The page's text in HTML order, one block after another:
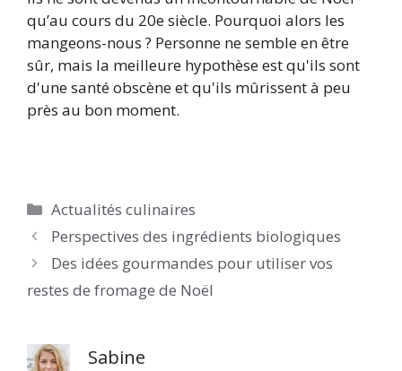
qu’au cours du 20e siècle. Pourquoi alors les
mangeons-nous ? Personne ne semble en être
sûr, mais la meilleure hypothèse est qu'ils sont
d'une santé obscène et qu'ils mûrissent à peu
près au bon moment.
Catégories
Actualités culinaires
Perspectives des ingrédients biologiques
Des idées gourmandes pour utiliser vos
restes de fromage de Noël
Sabine